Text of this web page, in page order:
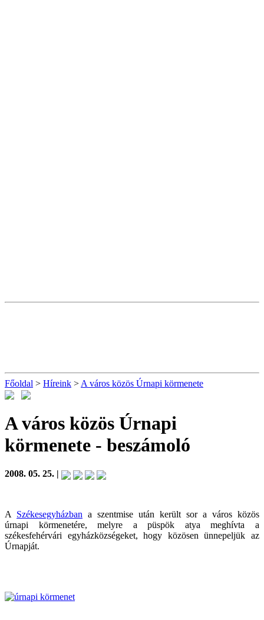
Főoldal > Híreink > A város közös Úrnapi körmenete
A város közös Úrnapi
körmenete - beszámoló
2008. 05. 25. |
A Székesegyházban a szentmise után került sor a város közös
úrnapi körmenetére, melyre a püspök atya meghívta a
székesfehérvári egyházközségeket, hogy közösen ünnepeljük az
Úrnapját.